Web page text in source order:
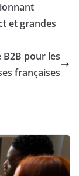
et grandes
pour les
françaises